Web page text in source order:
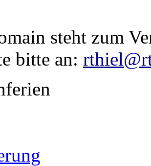
steht zum
bitte an: